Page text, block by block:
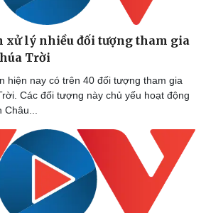
xử lý nhiều đối tượng tham gia
Trời
hiện nay có trên 40 đối tượng tham gia
Các đối tượng này chủ yếu hoạt động
Châu...